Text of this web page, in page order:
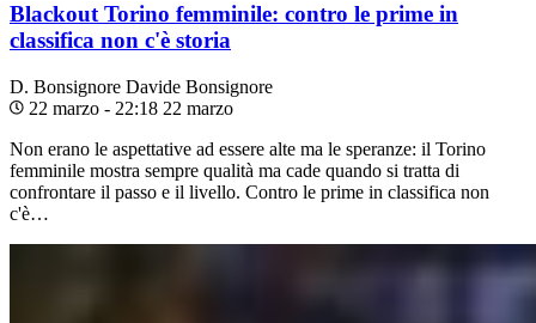
Blackout Torino femminile: contro le prime in
classifica non c'è storia
D. Bonsignore Davide Bonsignore
22 marzo - 22:18 22 marzo
Non erano le aspettative ad essere alte ma le speranze: il Torino
femminile mostra sempre qualità ma cade quando si tratta di
confrontare il passo e il livello. Contro le prime in classifica non
c'è…